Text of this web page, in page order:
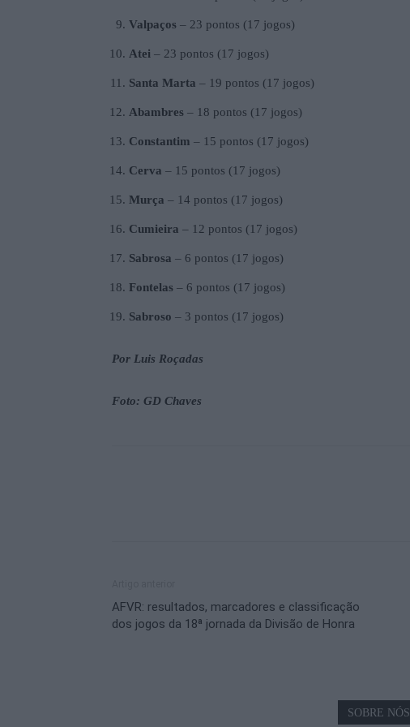
Valpaços – 23 pontos (17 jogos)
Atei – 23 pontos (17 jogos)
Santa Marta – 19 pontos (17 jogos)
Abambres – 18 pontos (17 jogos)
Constantim – 15 pontos (17 jogos)
Cerva – 15 pontos (17 jogos)
Murça – 14 pontos (17 jogos)
Cumieira – 12 pontos (17 jogos)
Sabrosa – 6 pontos (17 jogos)
Fontelas – 6 pontos (17 jogos)
Sabroso – 3 pontos (17 jogos)
Por Luis Roçadas
Foto: GD Chaves
AFVR: resultados, marcadores e classificação
dos jogos da 18ª jornada da Divisão de Honra
SOBRE NÓS